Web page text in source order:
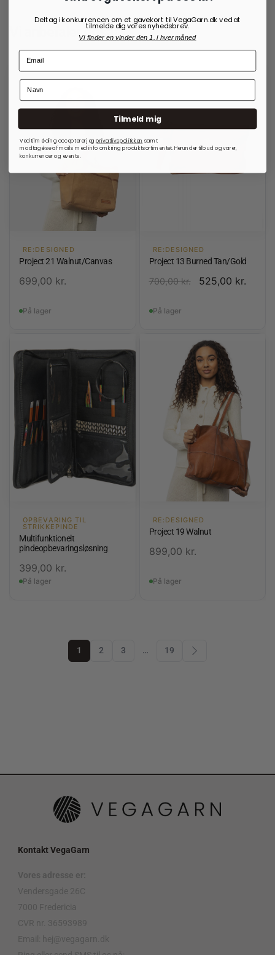
Vi anbefaler også:
RE:DESIGNED
Project 21 Walnut/Canvas
699,00 kr.
På lager
RE:DESIGNED
Project 13 Burned Tan/Gold
700,00kr. 525,00 kr.
På lager
OPBEVARING TIL
STRIKKEPINDE
Multifunktionelt
pindeopbevaringsløsning
399,00 kr.
På lager
RE:DESIGNED
Project 19 Walnut
899,00 kr.
På lager
1 2 3 … 19
Kontakt VegaGarn
Vores adresse er:
Vendersgade 26C
7000 Fredericia
CVR nr. 36593989
Email: hej@vegagarn.dk
Deltag i konkurrencen om et gavekort til VegaGarn.dk ved at
tilmelde dig vores nyhedsbrev.
Vi finder en vinder den 1. i hver måned
Tilmeld mig
Ved tilmelding accepterer jegprivatlivspolitkken samt
modtagelse af mails med info omkring produktsortimentet. Herunder tilbud og varer,
konkurrencer og events.